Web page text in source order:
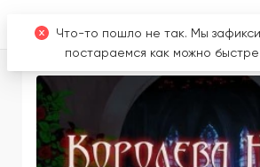
Что-то пошло не так. Мы
постараемся как можно